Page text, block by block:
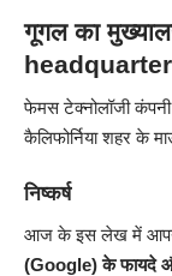
गूगल का
फेमस टेक्नोलॉजी
कैलिफोर्निया शहर के
निष्कर्ष
आज के इस लेख में
(Google)के फायदे